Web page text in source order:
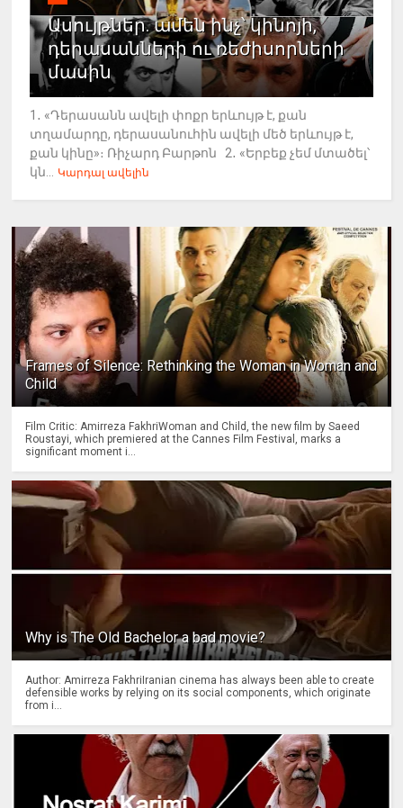
Ասույթներ. ամեն ինչ՝ կինոյի,
դերասանների ու ռեժիսորների
մասին
1․ «Դերասանն ավելի փոքր երևույթ է, քան
տղամարդը, դերասանուհին ավելի մեծ երևույթ է,
քան կինը»։ Ռիչարդ Բարթոն 2․ «Երբեք չեմ մտածել՝
կն...
Կարդալ ավելին
Frames of Silence: Rethinking the Woman in Woman and
Child
Film Critic: Amirreza FakhriWoman and Child, the new film by Saeed
Roustayi, which premiered at the Cannes Film Festival, marks a
significant moment i...
Why is The Old Bachelor a bad movie?
Author: Amirreza FakhriIranian cinema has always been able to create
defensible works by relying on its social components, which originate
from i...